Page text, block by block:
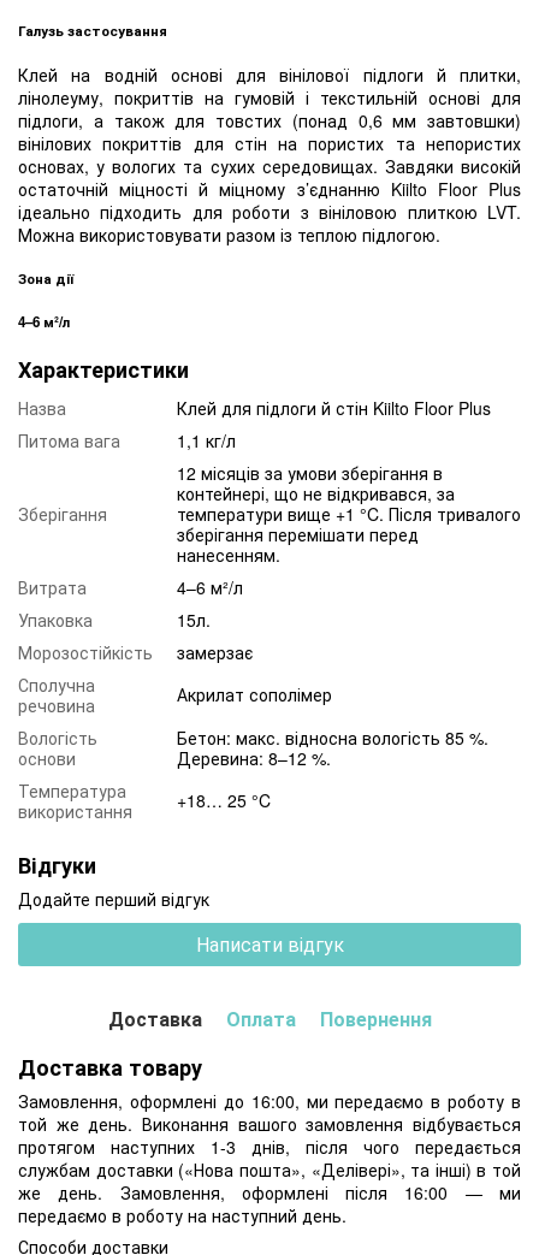
Галузь застосування
Клей на водній основі для вінілової підлоги й плитки,
лінолеуму, покриттів на гумовій і текстильній основі для
підлоги, а також для товстих (понад 0,6 мм завтовшки)
вінілових покриттів для стін на пористих та непористих
основах, у вологих та сухих середовищах. Завдяки високій
остаточній міцності й міцному з’єднанню Kiilto Floor Plus
ідеально підходить для роботи з вініловою плиткою LVT.
Можна використовувати разом із теплою підлогою.
Зона дії
4–6 м²/л
Характеристики
Назва
Клей для підлоги й стін Kiilto Floor Plus
Питома вага
1,1 кг/л
Зберігання
12 місяців за умови зберігання в
контейнері, що не відкривався, за
температури вище +1 °C. Після тривалого
зберігання перемішати перед
нанесенням.
Витрата
4–6 м²/л
Упаковка
15л.
Морозостійкість
замерзає
Сполучна
речовина
Акрилат сополімер
Вологість
основи
Бетон: макс. відносна вологість 85 %.
Деревина: 8–12 %.
Температура
використання
+18… 25 °C
Відгуки
Додайте перший відгук
Написати відгук
Доставка Оплата Повернення
Доставка товару
Замовлення, оформлені до 16:00, ми передаємо в роботу в
той же день. Виконання вашого замовлення відбувається
протягом наступних 1-3 днів, після чого передається
службам доставки («Нова пошта», «Делівері», та інші) в той
же день. Замовлення, оформлені після 16:00 — ми
передаємо в роботу на наступний день.
Способи доставки